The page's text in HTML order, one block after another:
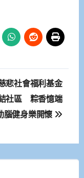
悲社會福利基金
社區 粽香憶端
健身樂開懷